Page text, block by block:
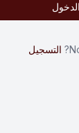
التسجيل